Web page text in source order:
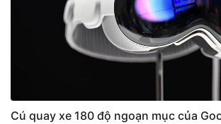
Cú quay xe 180 độ ngoạn mục của